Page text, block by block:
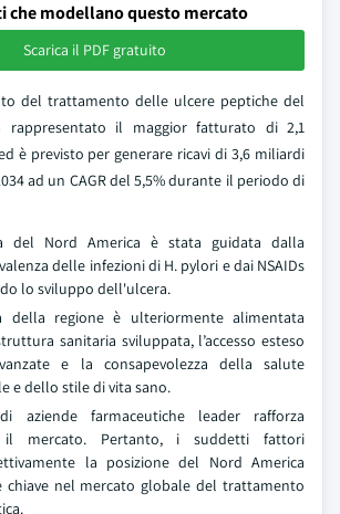
che modellano questo mercato
Scarica il PDF gratuito
del trattamento delle ulcere peptiche del
rappresentato il maggior fatturato di 2,1
è previsto per generare ricavi di 3,6 miliardi
ad un CAGR del 5,5% durante il periodo di
del Nord America è stata guidata dalla
delle infezioni di H. pylori e dai NSAIDs
lo sviluppo dell'ulcera.
della regione è ulteriormente alimentata
sanitaria sviluppata, l’accesso esteso
e la consapevolezza della salute
e dello stile di vita sano.
aziende farmaceutiche leader rafforza
il mercato. Pertanto, i suddetti fattori
la posizione del Nord America
chiave nel mercato globale del trattamento